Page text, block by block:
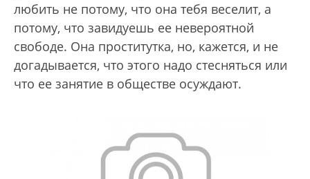
любить не потому, что она тебя веселит, а
потому, что завидуешь ее невероятной
свободе. Она проститутка, но, кажется, и не
догадывается, что этого надо стесняться или
что ее занятие в обществе осуждают.